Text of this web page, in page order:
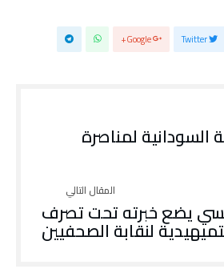
Twitter
Google+
لمناصرة
يضع خبرته تحت تصرف
لنقابة الصحفيين